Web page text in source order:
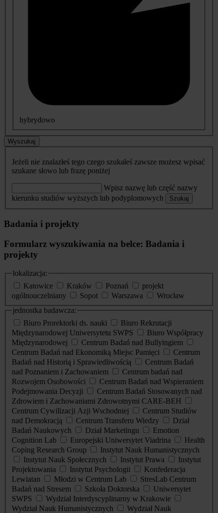
hybrydowo
Wyszukaj
Jeżeli nie znalazłeś tego czego szukałeś zawsze możesz wpisać
szukane słowo lub frazę poniżej
Wpisz nazwę lub część nazwy
kierunku studiów wyższych lub podyplomowych
Szukaj
Badania i projekty
Formularz wyszukiwania na belce: Badania i
projekty
lokalizacja:
Katowice
Kraków Poznań
projekt
ogólnouczelniany
Sopot Warszawa
Wrocław
jednostka badawcza:
Biuro Prorektorki ds. nauki
Biuro Rekrutacji
Międzynarodowej Uniwersytetu SWPS
Biuro Współpracy
Międzynarodowej
Centrum Badań nad Bullyingiem
Centrum Badań nad Ekonomiką Miejsc Pamięci
Centrum
Badań nad Historią i Sprawiedliwością
Centrum Badań
nad Poznaniem i Zachowaniem
Centrum badań nad
Rozwojem Osobowości
Centrum Badań nad Wspieraniem
Podejmowania Decyzji
Centrum Badań Stosowanych nad
Zdrowiem i Zachowaniami Zdrowotnymi CARE-BEH
Centrum Cywilizacji Azji Wschodniej
Centrum Studiów
nad Demokracją
Centrum Transferu Wiedzy
Dział
Badań Naukowych
Dział Marketingu
Emotion
Cognition Lab
Europejski Uniwersytet Viadrina
Health
Coping Research Group
Instytut Nauk Humanistycznych
Instytut Nauk Społecznych
Instytut Prawa
Instytut
Projektowania
Instytut Psychologii
Konfederacja
Lewiatan
Młodzi w Centrum Lab
StresLab Centrum
Badań nad Stresem
Szkoła Doktorska
Uniwersytet
SWPS
Wydział Interdyscyplinarny w Krakowie
Wydział Nauk Humanistycznych
Wydział Nauk